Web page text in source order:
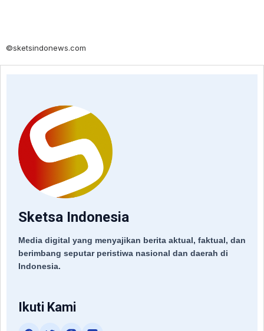
©sketsindonews.com
Sketsa Indonesia
Media digital yang menyajikan berita aktual, faktual, dan
berimbang seputar peristiwa nasional dan daerah di
Indonesia.
Ikuti Kami